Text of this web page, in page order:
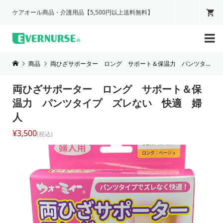
ケアオール商品・介護用品【5,500円以上送料無料】

商品 両ひざサポーター ロング サポート＆保温力 パンツタイプ ズレない 快適 婦人
両ひざサポーター ロング サポート＆保
温力 パンツタイプ ズレない 快適 婦
人
¥3,500(税込)